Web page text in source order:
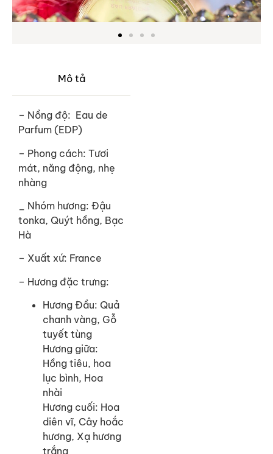
Mô tả
– Nồng độ: Eau de
Parfum (EDP)
– Phong cách: Tươi
mát, năng động, nhẹ
nhàng
_ Nhóm hương: Đậu
tonka, Quýt hồng, Bạc
Hà
– Xuất xứ: France
– Hương đặc trưng:
Hương Đầu: Quả
chanh vàng, Gỗ
tuyết tùng
Hương giữa:
Hồng tiêu, hoa
lục bình, Hoa
nhài
Hương cuối: Hoa
diên vĩ, Cây hoắc
hương, Xạ hương
trắng